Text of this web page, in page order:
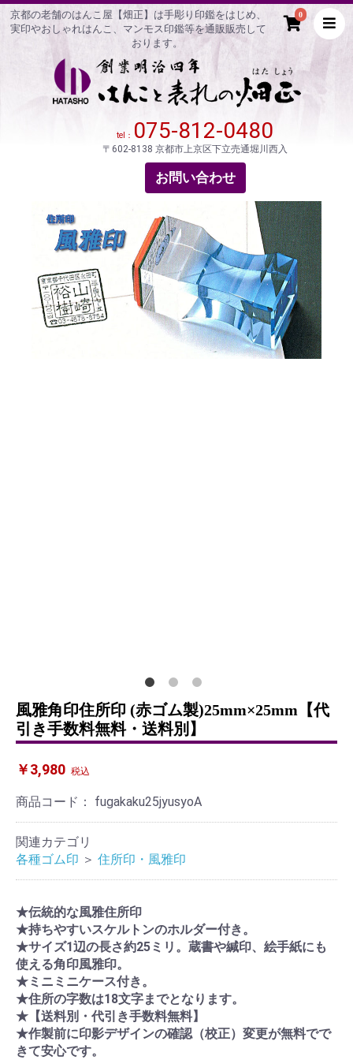
0
京都の老舗のはんこ屋【畑正】は手彫り印鑑をはじめ、
実印やおしゃれはんこ、マンモス印鑑等を通販販売して
おります。
tel： 075-812-0480
〒602-8138 京都市上京区下立売通堀川西入
お問い合わせ
風雅角印住所印 (赤ゴム製)25mm×25mm【代
引き手数料無料・送料別】
￥3,980 税込
商品コード： fugakaku25jyusyoA
関連カテゴリ
各種ゴム印 ＞ 住所印・風雅印
★伝統的な風雅住所印
★持ちやすいスケルトンのホルダー付き。
★サイズ1辺の長さ約25ミリ。蔵書や緘印、絵手紙にも
使える角印風雅印。
★ミニミニケース付き。
★住所の字数は18文字までとなります。
★【送料別・代引き手数料無料】
★作製前に印影デザインの確認（校正）変更が無料でで
きて安心です。